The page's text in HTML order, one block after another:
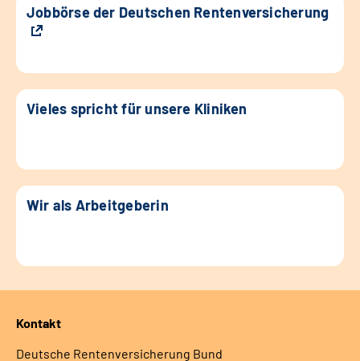
Jobbörse der Deutschen Rentenversicherung
Vieles spricht für unsere Kliniken
Wir als Arbeitgeberin
Kontakt
Deutsche Rentenversicherung Bund